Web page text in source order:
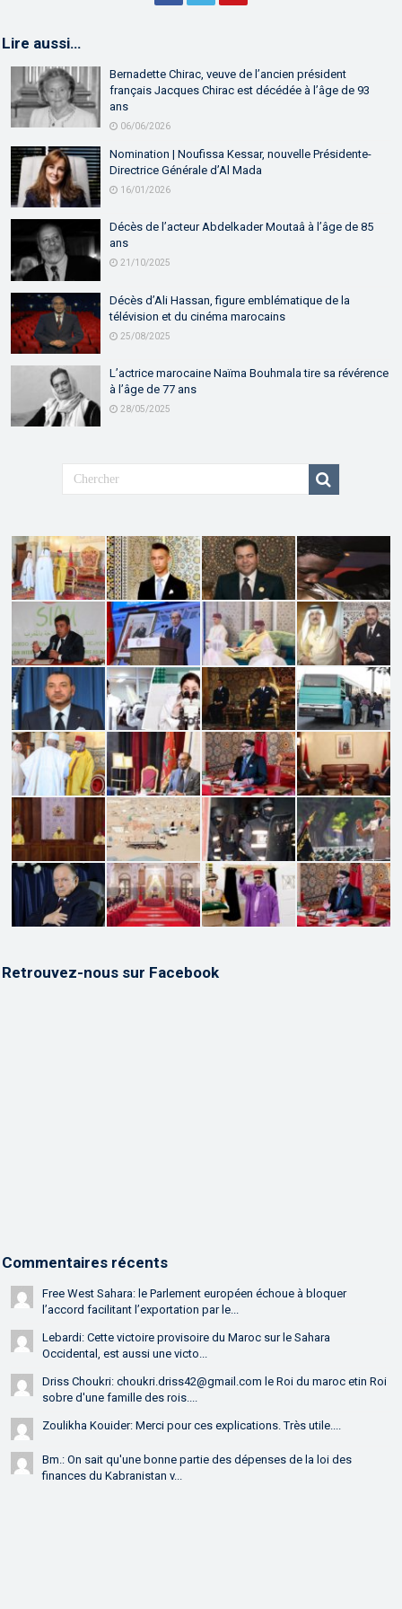
Lire aussi…
Bernadette Chirac, veuve de l’ancien président
français Jacques Chirac est décédée à l’âge de 93
ans
06/06/2026
Nomination | Noufissa Kessar, nouvelle Présidente-
Directrice Générale d’Al Mada
16/01/2026
Décès de l’acteur Abdelkader Moutaâ à l’âge de 85
ans
21/10/2025
Décès d’Ali Hassan, figure emblématique de la
télévision et du cinéma marocains
25/08/2025
L’actrice marocaine Naïma Bouhmala tire sa révérence
à l’âge de 77 ans
28/05/2025
Retrouvez-nous sur Facebook
Commentaires récents
Free West Sahara: le Parlement européen échoue à bloquer
l’accord facilitant l’exportation par le...
Lebardi: Cette victoire provisoire du Maroc sur le Sahara
Occidental, est aussi une victo...
Driss Choukri: choukri.driss42@gmail.com le Roi du maroc etin Roi
sobre d'une famille des rois....
Zoulikha Kouider: Merci pour ces explications. Très utile....
Bm.: On sait qu'une bonne partie des dépenses de la loi des
finances du Kabranistan v...